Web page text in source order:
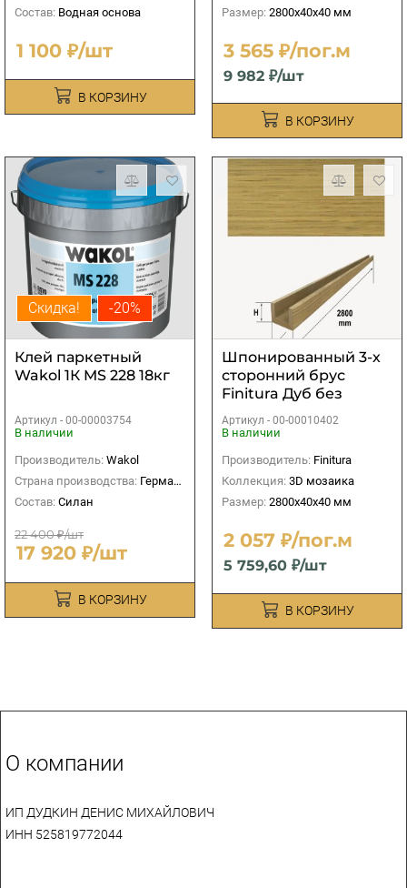
Состав: Водная основа
1 100 ₽/шт
В КОРЗИНУ
Размер: 2800х40х40 мм
3 565 ₽/пог.м
9 982 ₽/шт
В КОРЗИНУ
Скидка! -20%
Клей паркетный
Wakol 1К MS 228 18кг
Артикул - 00-00003754
В наличии
Производитель: Wakol
Страна производства: Германия
Состав: Силан
22 400 ₽/шт
17 920 ₽/шт
В КОРЗИНУ
Шпонированный 3-х
сторонний брус
Finitura Дуб без
покрытия
40х40х2800 мм
Артикул - 00-00010402
В наличии
Производитель: Finitura
Коллекция: 3D мозаика
Размер: 2800х40х40 мм
2 057 ₽/пог.м
5 759,60 ₽/шт
В КОРЗИНУ
О компании
ИП ДУДКИН ДЕНИС МИХАЙЛОВИЧ
ИНН 525819772044